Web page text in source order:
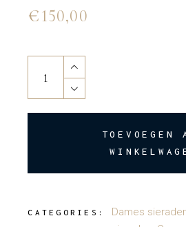
€150,00
Full moon mothermilk ring quantity
TOEVOEGEN
CATEGORIES: Dames